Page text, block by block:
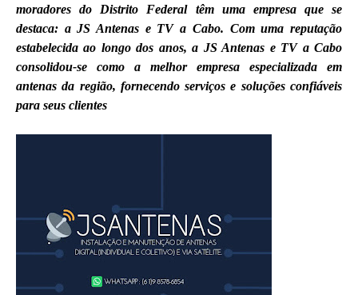
moradores do Distrito Federal têm uma empresa que se
destaca: a JS Antenas e TV a Cabo. Com uma reputação
estabelecida ao longo dos anos, a JS Antenas e TV a Cabo
consolidou-se como a melhor empresa especializada em
antenas da região, fornecendo serviços e soluções confiáveis
para seus clientes